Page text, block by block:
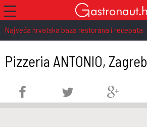
☰
Najveća hrvatska baza restorana i recepata
Pizzeria ANTONIO, Zagreb